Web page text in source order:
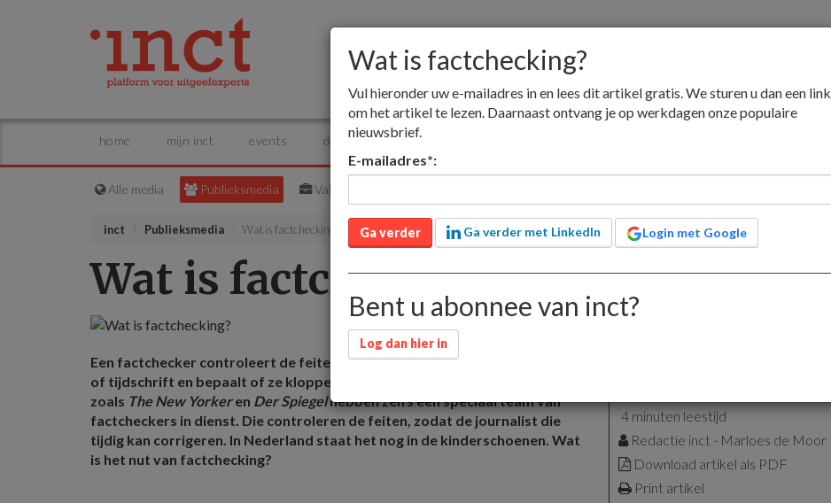
home mijn inct events dossiers adverteren
Alle media Publieksmedia Vakmedia
inct Publieksmedia Wat is factchecking?
Wat is factchecking?
Een factchecker controleert de feiten in een non-fictietekst uit een krant
of tijdschrift en bepaalt of ze kloppen of niet. Grote buitenlandse bladen
zoals The New Yorkeren Der Spiegelhebben zelfs een speciaal team van
factcheckers in dienst. Die controleren de feiten, zodat de journalist die
tijdig kan corrigeren. In Nederland staat het nog in de kinderschoenen. Wat
is het nut van factchecking?
4 minuten leestijd
Redactie inct - Marloes de Moor
Download artikel als PDF
Print artikel
Wat is factchecking?
Vul hieronder uw e-mailadres in en lees dit artikel gratis. We sturen u dan een link
om het artikel te lezen. Daarnaast ontvang je op werkdagen onze populaire
nieuwsbrief.
E-mailadres*:
Ga verder Ga verder met LinkedIn Login met Google
Bent u abonnee van inct?
Log dan hier in